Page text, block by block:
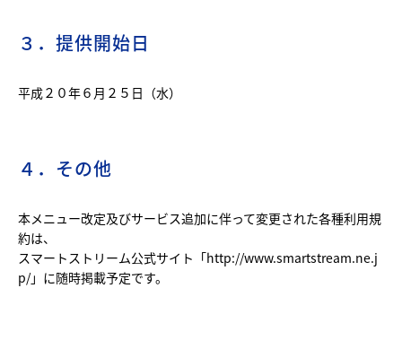
３．提供開始日
平成２０年６月２５日（水）
４．その他
本メニュー改定及びサービス追加に伴って変更された各種利用規
約は、
スマートストリーム公式サイト「http://www.smartstream.ne.j
p/」に随時掲載予定です。